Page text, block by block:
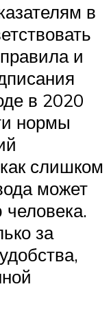
в
и
в 2020
нормы
слишком
может
за